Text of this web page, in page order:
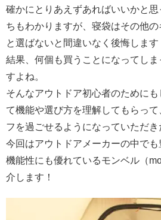
確かにとりあえずあればいいかと
ちもわかりますが、寝袋はその他
と選ばないと間違いなく後悔します
結果、何個も買うことになってし
すよね。
そんなアウトドア初心者のために
て機能や選び方を理解してもらっ
フを過ごせるようになっていただき
今回はアウトドアメーカーの中で
機能性にも優れているモンベル（
介します！